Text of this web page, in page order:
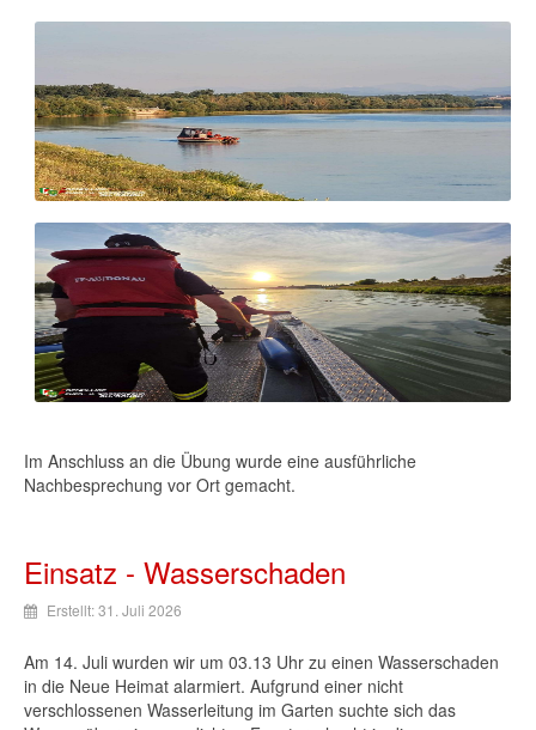
Im Anschluss an die Übung wurde eine ausführliche
Nachbesprechung vor Ort gemacht.
Einsatz - Wasserschaden
Erstellt: 31. Juli 2026
Am 14. Juli wurden wir um 03.13 Uhr zu einen Wasserschaden
in die Neue Heimat alarmiert. Aufgrund einer nicht
verschlossenen Wasserleitung im Garten suchte sich das